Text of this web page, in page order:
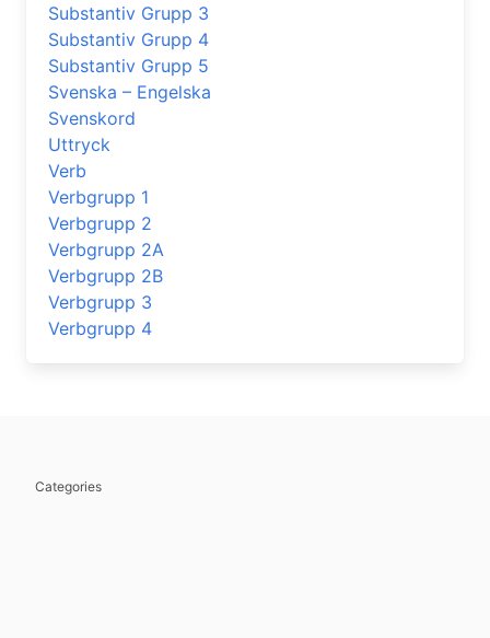
Substantiv Grupp 3
Substantiv Grupp 4
Substantiv Grupp 5
Svenska – Engelska
Svenskord
Uttryck
Verb
Verbgrupp 1
Verbgrupp 2
Verbgrupp 2A
Verbgrupp 2B
Verbgrupp 3
Verbgrupp 4
Categories